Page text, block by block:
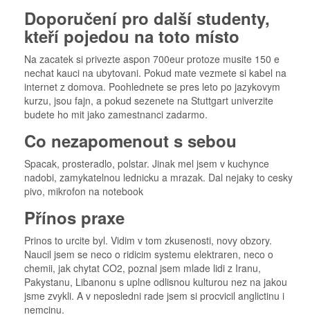
Doporučení pro další studenty,
kteří pojedou na toto místo
Na zacatek si privezte aspon 700eur protoze musite 150 e
nechat kauci na ubytovani. Pokud mate vezmete si kabel na
internet z domova. Poohlednete se pres leto po jazykovym
kurzu, jsou fajn, a pokud sezenete na Stuttgart univerzite
budete ho mit jako zamestnanci zadarmo.
Co nezapomenout s sebou
Spacak, prosteradlo, polstar. Jinak mel jsem v kuchynce
nadobi, zamykatelnou lednicku a mrazak. Dal nejaky to cesky
pivo, mikrofon na notebook
Přínos praxe
Prinos to urcite byl. Vidim v tom zkusenosti, novy obzory.
Naucil jsem se neco o ridicim systemu elektraren, neco o
chemii, jak chytat CO2, poznal jsem mlade lidi z Iranu,
Pakystanu, Libanonu s uplne odlisnou kulturou nez na jakou
jsme zvykli. A v neposledni rade jsem si procvicil anglictinu i
nemcinu.